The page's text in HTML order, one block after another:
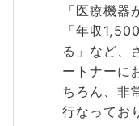
「医療機器
「年収
る」など、
ートナーに
ちろん、非
行なってお